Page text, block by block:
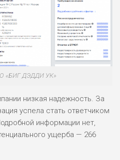
«БИГ ДЭДДИ УК»
низкая надежность. За
успела стать ответчиком
информации нет,
ущерба — 266